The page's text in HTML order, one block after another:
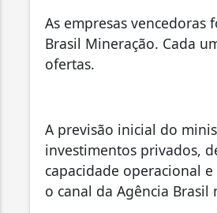
As empresas vencedoras
Brasil Mineração. Cada
ofertas.
A previsão inicial do
investimentos privados,
capacidade operacional
o canal da Agência Brasil